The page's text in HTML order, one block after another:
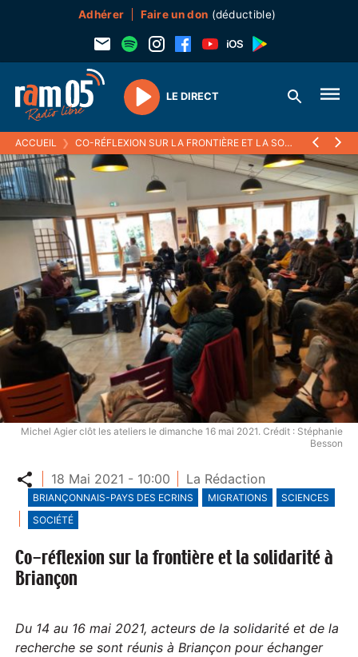
Adhérer Faire un don (déductible)
Play
LE DIRECT
ACCUEIL ❯ CO-RÉFLEXION SUR LA FRONTIÈRE ET LA SOLIDARITÉ À BRIANÇON
Michel Agier clôt les ateliers le dimanche 16 mai 2021. Crédit : Stéphanie
Besson
Partager
18 Mai 2021 - 10:00 La Rédaction
BRIANÇONNAIS-PAYS DES ECRINS MIGRATIONS
SCIENCES
SOCIÉTÉ
Co-réflexion sur la frontière et la solidarité à
Briançon
Du 14 au 16 mai 2021, acteurs de la solidarité et de la
recherche se sont réunis à Briançon pour échanger